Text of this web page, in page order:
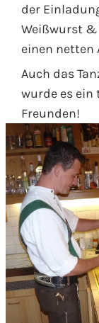
der
Weißwurst &
einen netten
Auch das
wurde es
Freunden!